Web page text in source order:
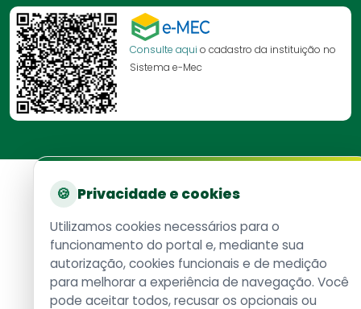
Consulte aqui o cadastro da instituição no
Sistema e-Mec
🍪 Privacidade e cookies
Utilizamos cookies necessários para o
funcionamento do portal e, mediante sua
autorização, cookies funcionais e de medição
para melhorar a experiência de navegação. Você
pode aceitar todos, recusar os opcionais ou